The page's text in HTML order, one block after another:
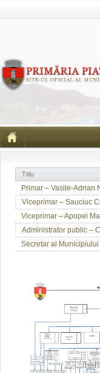
Titlu
Primar – Vasile-Adrian
Viceprimar – Sauciuc
Viceprimar – Apopei
Administrator public –
Secretar al